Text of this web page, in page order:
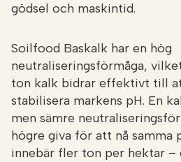
gödsel och maskintid.
Soilfood Baskalk har en hög
neutraliseringsförmåga,
ton kalk bidrar effektivt till
stabilisera markens pH. En
men sämre
högre giva för att nå samma
innebär fler ton per hektar –